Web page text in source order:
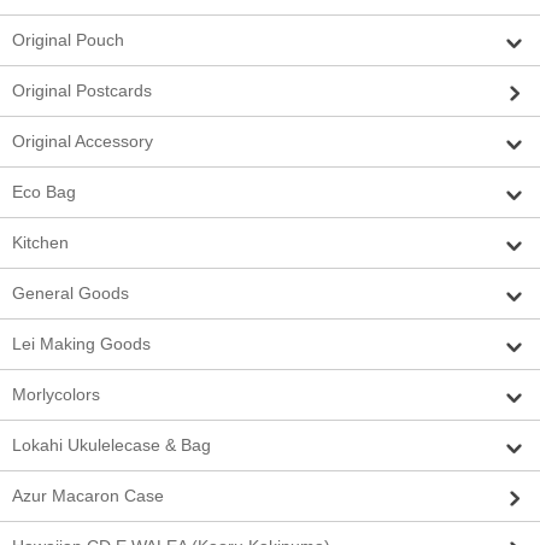
Original Pouch
Original Postcards
Original Accessory
Eco Bag
Kitchen
General Goods
Lei Making Goods
Morlycolors
Lokahi Ukulelecase & Bag
Azur Macaron Case